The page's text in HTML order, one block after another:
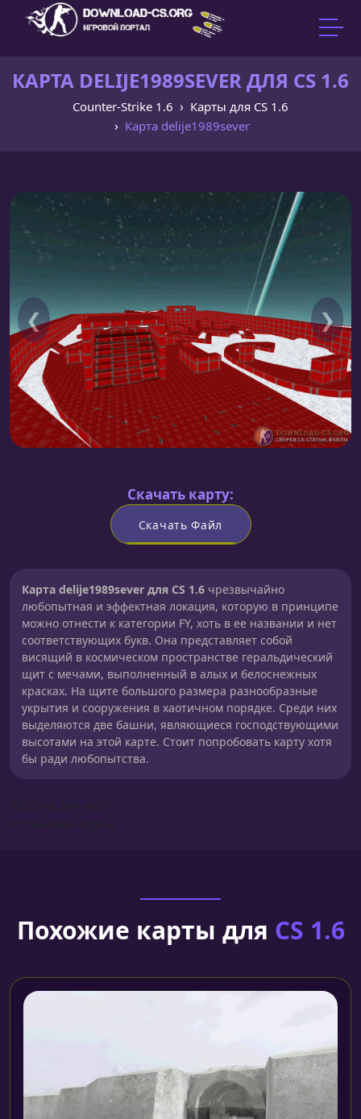
КАРТА DELIJE1989SEVER ДЛЯ CS 1.6
Counter-Strike 1.6
Карты для CS 1.6
Карта delije1989sever
❮ ❯
Скачать карту:
Скачать Файл
Карта delije1989sever для CS 1.6 чрезвычайно
любопытная и эффектная локация, которую в принципе
можно отнести к категории FY, хоть в ее названии и нет
соответствующих букв. Она представляет собой
висящий в космическом пространстве геральдический
щит с мечами, выполненный в алых и белоснежных
красках. На щите большого размера разнообразные
укрытия и сооружения в хаотичном порядке. Среди них
выделяются две башни, являющиеся господствующими
высотами на этой карте. Стоит попробовать карту хотя
бы ради любопытства.
Похожие карты для CS 1.6